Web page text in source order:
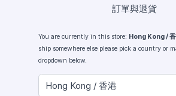
訂單與退貨
You are currently in this store: Hong Kong /
ship somewhere else please pick a country or
dropdown below.